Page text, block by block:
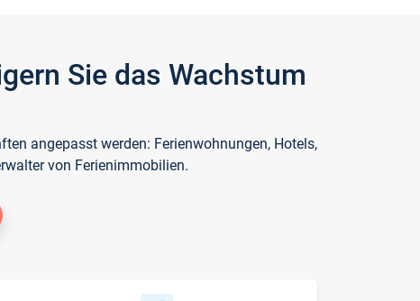
Sie das Wachstum
angepasst werden: Ferienwohnungen, Hotels,
von Ferienimmobilien.